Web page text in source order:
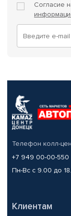
Согласие
Телефон колл-
+7 949 00-00-550
Пн-Вс с 9.00 до
Клиентам